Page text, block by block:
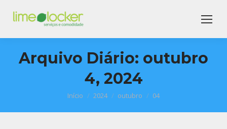
Arquivo Diário: outubro
4, 2024
Você está aqui:
Início 2024 outubro 04